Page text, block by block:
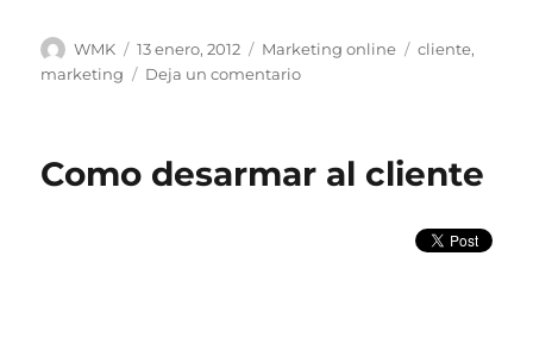
Autor
WMK
Publicado
el
13 enero, 2012 Categorías
Marketing online Etiquetas
cliente,
marketing
Deja un comentarioen
cliente
Como desarmar al cliente